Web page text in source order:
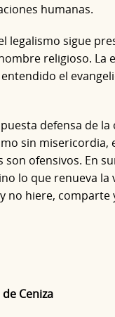
humanas.
legalismo sigue
religioso. La
el
defensa de
sin misericordia,
ofensivos. En
lo que renueva
no hiere,
Ceniza